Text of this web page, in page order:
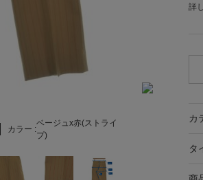
カラー :
ベージュx赤(ストライ
プ)
詳
カ
タ